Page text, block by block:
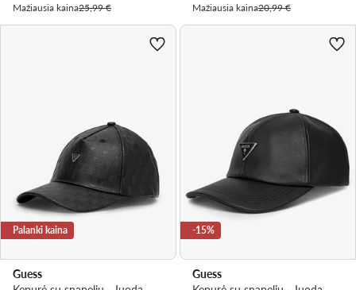
Mažiausia kaina25,99 € Mažiausia kaina20,99 €
Palanki kaina
Guess
-15%
Guess